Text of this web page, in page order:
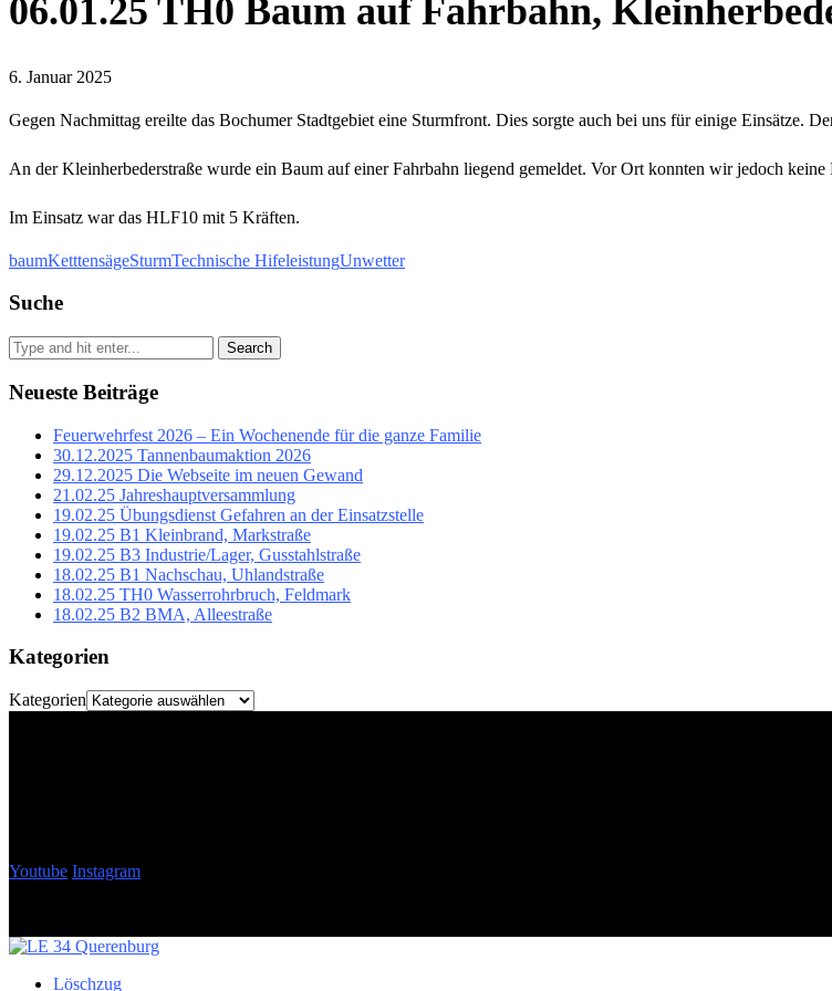
06.01.25 TH0 Baum auf Fahrbahn,
6. Januar 2025
Gegen Nachmittag ereilte das Bochumer Stadtgebiet eine Sturmfront. Dies sorgte auch bei uns für einige Einsätze.
An der Kleinherbederstraße wurde ein Baum auf einer Fahrbahn liegend gemeldet. Vor Ort konnten wir jedoch keine
Im Einsatz war das HLF10 mit 5 Kräften.
baumKetttensägeSturmTechnische HifeleistungUnwetter
Suche
Search
Neueste Beiträge
Feuerwehrfest 2026 – Ein Wochenende für die ganze Familie
30.12.2025 Tannenbaumaktion 2026
29.12.2025 Die Webseite im neuen Gewand
21.02.25 Jahreshauptversammlung
19.02.25 Übungsdienst Gefahren an der Einsatzstelle
19.02.25 B1 Kleinbrand, Markstraße
19.02.25 B3 Industrie/Lager, Gusstahlstraße
18.02.25 B1 Nachschau, Uhlandstraße
18.02.25 TH0 Wasserrohrbruch, Feldmark
18.02.25 B2 BMA, Alleestraße
Kategorien
Kategorien
Youtube Instagram
Löschzug